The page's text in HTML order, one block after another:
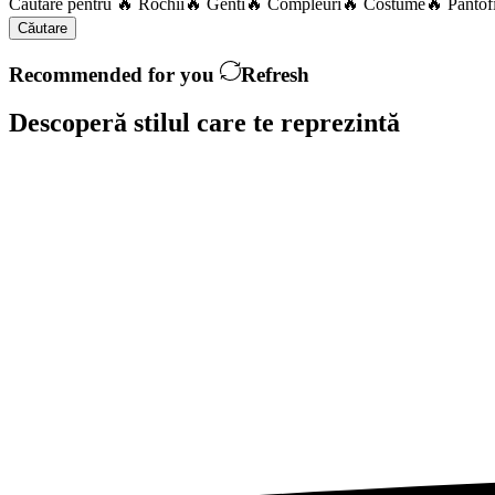
Căutare pentru 🔥 Rochii 🔥 Genti 🔥 Compleuri 🔥 Costume🔥
Căutare
Recommended for you Refresh
Descoperă stilul care te reprezintă